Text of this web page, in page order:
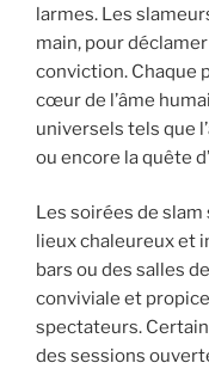
larmes. Les
main, pour
conviction. Chaque
cœur de l’âme
universels tels que
ou encore la quête
Les soirées de
lieux chaleureux et
bars ou des salles
conviviale et
spectateurs.
des sessions